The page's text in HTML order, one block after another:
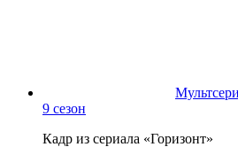
9 сезон
Кадр из сериала «Горизонт»